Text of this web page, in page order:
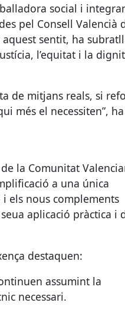
social i
pel Consell Valencià
sentit, ha
l’equitat i la
de mitjans reals, si
més el necessiten”, ha
la Comunitat
a una única
els nous complements
aplicació pràctica i
destaquen:
assumint la
necessari.